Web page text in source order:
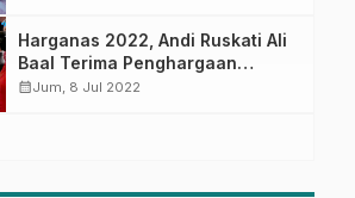
Harganas 2022, Andi Ruskati Ali
Baal Terima Penghargaan
Satyalencana Wira Karya dari
calendar_monthJum, 8 Jul 2022